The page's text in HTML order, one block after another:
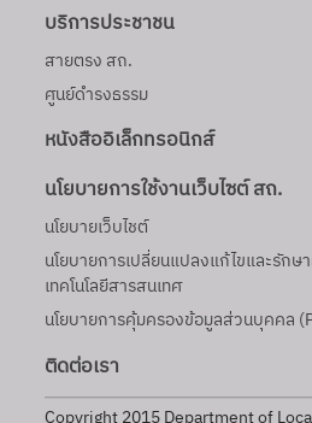
บริการประชาชน
สายตรง สถ.
ศูนย์ดำรงธรรม
หนังสืออิเล็กทรอนิกส์
นโยบายการใช้งานเว็บไซต์ สถ.
นโยบายเว็บไชต์
นโยบายการเปลี่ยนแปลงแก้ไขและรัก
เทคโนโลยีสารสนเทศ
นโยบายการคุ้มครองข้อมูลส่วนบุคคล
ติดต่อเรา
Copyright 2015 Department of